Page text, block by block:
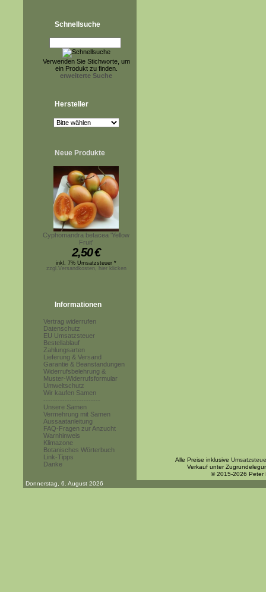
Schnellsuche
Verwenden Sie Stichworte, um
ein Produkt zu finden.
erweiterte Suche
Hersteller
Neue Produkte
Cyphomandra betacea 'Yellow
Fruit'
2,50€
inkl. 7% Umsatzsteuer *
zzgl.Versandkosten, hier klicken
Informationen
Vertrag widerrufen
Datenschutz
EU Umsatzsteuer
Bestellablauf
Zahlungsarten
Lieferung & Versand
Garantie & Beanstandungen
Widerrufsbelehrung &
Muster-Widerrufsformular
Umweltschutz
Wir kaufen Samen
------------------------
Unsere Samen
Vermehrung mit Samen
Aussaatanleitung
FAQ-Fragen zur Anzucht
Warnhinweis
Klimazone
Botanisches Wörterbuch
Link-Tipps
Danke
Alle Preise inklusive
Verkauf unter
© 2015-2026 Peter
Donnerstag, 6. August 2026